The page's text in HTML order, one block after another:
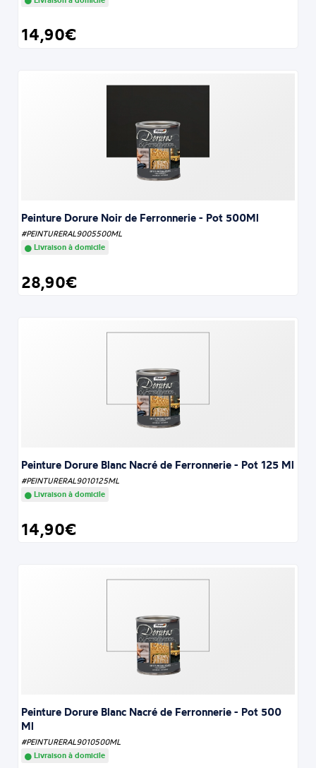
14,90€
Peinture Dorure Noir de Ferronnerie - Pot 500Ml
#PEINTURERAL9005500ML
Livraison à domicile
28,90€
Peinture Dorure Blanc Nacré de Ferronnerie - Pot 125 Ml
#PEINTURERAL9010125ML
Livraison à domicile
14,90€
Peinture Dorure Blanc Nacré de Ferronnerie - Pot 500
Ml
#PEINTURERAL9010500ML
Livraison à domicile